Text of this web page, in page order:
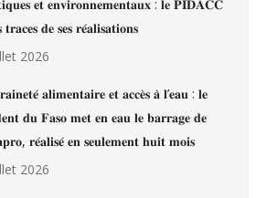
𝐞𝐭 𝐞𝐧𝐯𝐢𝐫𝐨𝐧𝐧𝐞𝐦𝐞𝐧𝐭𝐚𝐮𝐱 : 𝐥𝐞 𝐏𝐈𝐃𝐀𝐂𝐂
𝐭𝐫𝐚𝐜𝐞𝐬 𝐝𝐞 𝐬𝐞𝐬 𝐫𝐞́𝐚𝐥𝐢𝐬𝐚𝐭𝐢𝐨𝐧𝐬
2026
𝐚𝐥𝐢𝐦𝐞𝐧𝐭𝐚𝐢𝐫𝐞 𝐞𝐭 𝐚𝐜𝐜𝐞̀𝐬 𝐚̀ 𝐥’𝐞𝐚𝐮 : 𝐥𝐞
𝐝𝐮 𝐅𝐚𝐬𝐨 𝐦𝐞𝐭 𝐞𝐧 𝐞𝐚𝐮 𝐥𝐞 𝐛𝐚𝐫𝐫𝐚𝐠𝐞 𝐝𝐞
𝐫𝐞́𝐚𝐥𝐢𝐬𝐞́ 𝐞𝐧 𝐬𝐞𝐮𝐥𝐞𝐦𝐞𝐧𝐭 𝐡𝐮𝐢𝐭 𝐦𝐨𝐢𝐬
2026